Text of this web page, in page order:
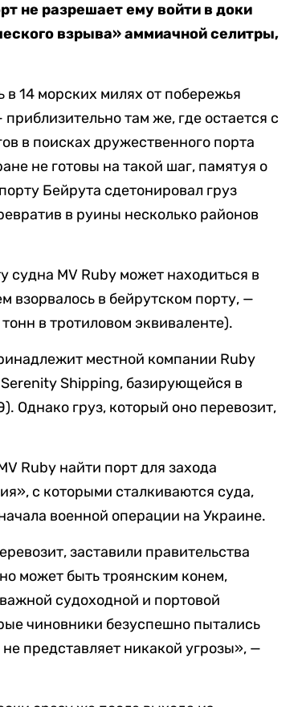
не разрешает ему войти в доки
взрыва» аммиачной селитры,
14 морских милях от побережья
там же, где остается с
в поисках дружественного порта
не готовы на такой шаг, памятуя о
Бейрута сдетонировал груз
в руины несколько районов
MV Ruby может находиться в
взорвалось в бейрутском порту, —
в тротиловом эквиваленте).
местной компании Ruby
Shipping, базирующейся в
Однако груз, который оно перевозит,
Ruby найти порт для захода
с которыми сталкиваются суда,
военной операции на Украине.
заставили правительства
может быть троянским конем,
судоходной и портовой
чиновники безуспешно пытались
представляет никакой угрозы», —